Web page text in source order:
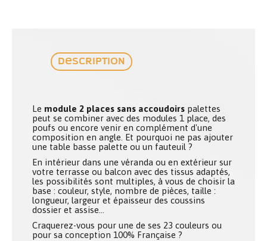
Description
Le module 2 places sans accoudoirs palettes
peut se combiner avec des modules 1 place, des
poufs ou encore venir en complément d'une
composition en angle. Et pourquoi ne pas ajouter
une table basse palette ou un fauteuil ?
En intérieur dans une véranda ou en extérieur sur
votre terrasse ou balcon avec des tissus adaptés,
les possibilités sont multiples, à vous de choisir la
base : couleur, style, nombre de pièces, taille :
longueur, largeur et épaisseur des coussins
dossier et assise...
Craquerez-vous pour une de ses 23 couleurs ou
pour sa conception 100% Française ?